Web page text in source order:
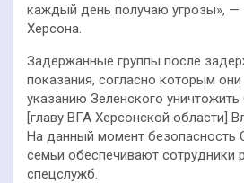
каждый день получаю угрозы», —
Херсона.
Задержанные группы после
показания, согласно которым
указанию Зеленского
[главу ВГА Херсонской области]
На данный момент безопасность
семьи обеспечивают сотрудники
спецслужб.